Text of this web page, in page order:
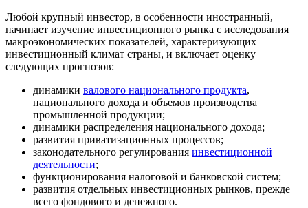
Любой крупный инвестор, в особенности иностранный,
начинает изучение инвестиционного рынка с исследования
макроэкономических показателей, характеризующих
инвестиционный климат страны, и включает оценку
следующих прогнозов:
динамики валового национального продукта,
национального дохода и объемов производства
промышленной продукции;
динамики распределения национального дохода;
развития приватизационных процессов;
законодательного регулирования инвестиционной
деятельности;
функционирования налоговой и банковской систем;
развития отдельных инвестиционных рынков, прежде
всего фондового и денежного.